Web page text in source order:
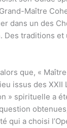
Maître
dans un des
traditions
que, «
issus des
» spirituelle a
qui a choisi